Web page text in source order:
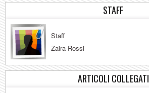
STAFF
Staff
Zaira Rossi
ARTICOLI COLLEGATI